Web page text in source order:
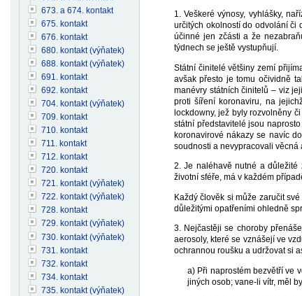
1. Veškeré výnosy, vyhlášky,
určitých okolností do odvolání či
účinné jen zčásti a že
týdnech se ještě vystupňují.
Státní činitelé většiny zemí
avšak přesto je tomu očividně
manévry státních činitelů – viz
proti šíření koronaviru, na
lockdowny, jež byly rozvolněny
státní představitelé jsou
koronavirové nákazy se navíc
soudnosti a nevypracovali věcná
2. Je naléhavě nutné a důležité
životní sféře, má v každém
Každý člověk si může zaručit
důležitými opatřeními ohledně
3. Nejčastěji se choroby
aerosoly, které se vznášejí ve
ochrannou roušku a udržovat si
a) Při naprostém bezvětří ve
jiných osob; vane-li vítr, měl
673. a 674. kontakt
675. kontakt
676. kontakt
680. kontakt (výňatek)
688. kontakt (výňatek)
691. kontakt
692. kontakt
704. kontakt (výňatek)
709. kontakt
710. kontakt
711. kontakt
712. kontakt
720. kontakt
721. kontakt (výňatek)
722. kontakt (výňatek)
728. kontakt
729. kontakt (výňatek)
730. kontakt (výňatek)
731. kontakt
732. kontakt
734. kontakt
735. kontakt (výňatek)